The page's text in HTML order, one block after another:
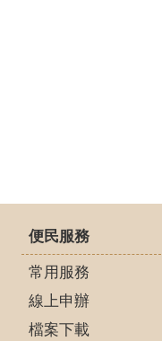
便民服務
常用服務
線上申辦
檔案下載